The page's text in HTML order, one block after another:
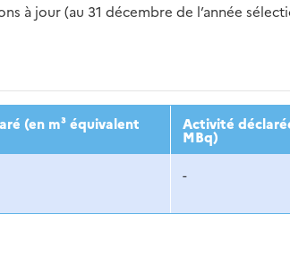
à jour (au 31 décembre de l’année
2017 2018
(en m³ équivalent Activité
MBq)
-